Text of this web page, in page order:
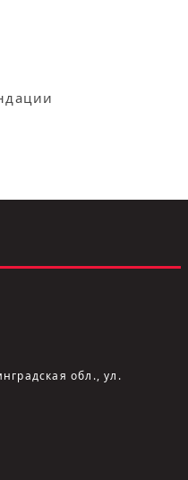
обл., ул.